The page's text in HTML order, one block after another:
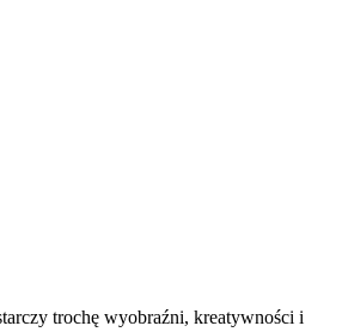
trochę wyobraźni, kreatywności i